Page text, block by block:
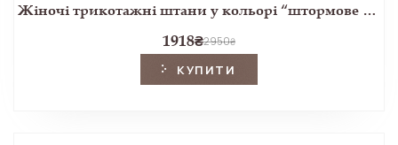
Жіночі трикотажні штани у кольорі “штормове море”
1918₴2950₴
КУПИТИ